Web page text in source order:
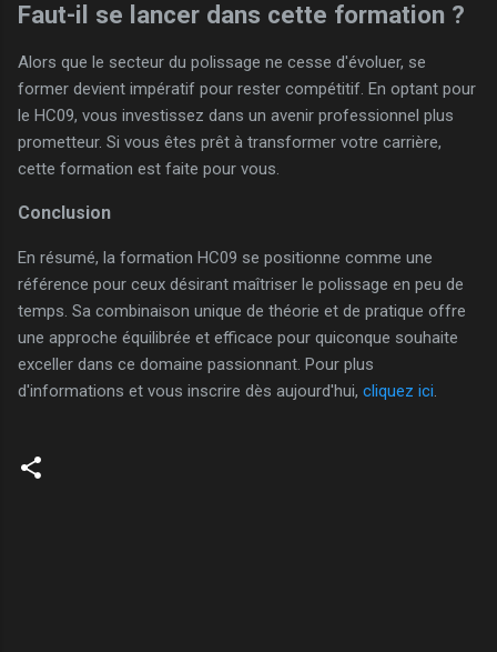
Faut-il se lancer dans cette formation ?
Alors que le secteur du polissage ne cesse d'évoluer, se
former devient impératif pour rester compétitif. En optant pour
le HC09, vous investissez dans un avenir professionnel plus
prometteur. Si vous êtes prêt à transformer votre carrière,
cette formation est faite pour vous.
Conclusion
En résumé, la formation HC09 se positionne comme une
référence pour ceux désirant maîtriser le polissage en peu de
temps. Sa combinaison unique de théorie et de pratique offre
une approche équilibrée et efficace pour quiconque souhaite
exceller dans ce domaine passionnant. Pour plus
d'informations et vous inscrire dès aujourd'hui, cliquez ici.